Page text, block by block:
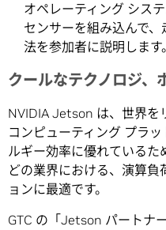
オペレーティング シス
センサーを組み込んで
法を参加者に説明します。
クールなテクノロジ、
NVIDIA Jetson は、世界を
コンピューティング プラ
ルギー効率に優れているた
どの業界における、演算
ョンに最適です。
GTC の「Jetson パートナ